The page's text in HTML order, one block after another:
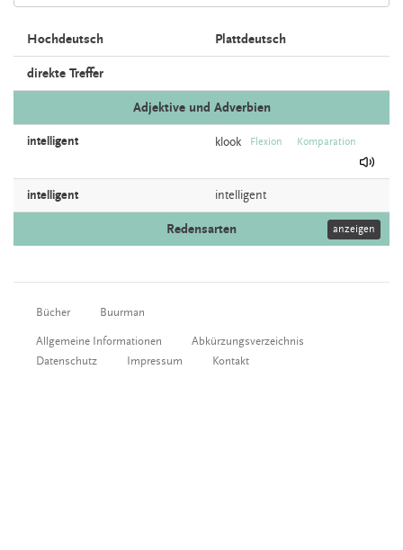
Hochdeutsch Plattdeutsch
direkte Treffer
Adjektive und Adverbien
intelligent klook Flexion Komparation
intelligent intelligent
Redensarten anzeigen
Bücher Buurman
Allgemeine Informationen
Abkürzungsverzeichnis
Datenschutz
Impressum Kontakt